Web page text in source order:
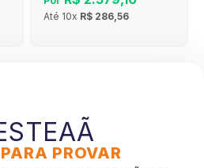
Até 10x R$ 286,56
PROVAR